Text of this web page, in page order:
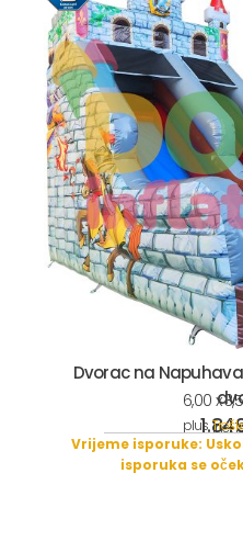
Dvorac na
6,00 x
incl.
plus
Vrijeme isporuke:
isporuka se